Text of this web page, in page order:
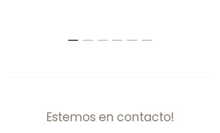
Estemos en contacto!